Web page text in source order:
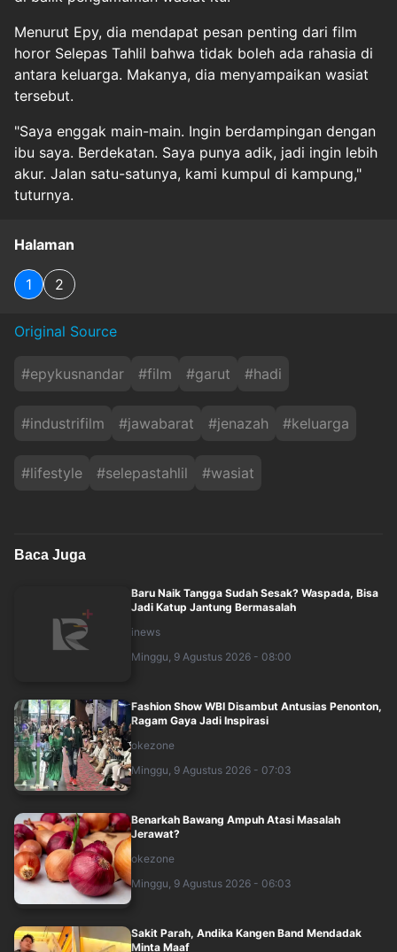
Menurut Epy, dia mendapat pesan penting dari film
horor Selepas Tahlil bahwa tidak boleh ada rahasia di
antara keluarga. Makanya, dia menyampaikan wasiat
tersebut.
"Saya enggak main-main. Ingin berdampingan dengan
ibu saya. Berdekatan. Saya punya adik, jadi ingin lebih
akur. Jalan satu-satunya, kami kumpul di kampung,"
tuturnya.
Halaman
1 2
Original Source
#epykusnandar #film #garut #hadi
#industrifilm #jawabarat #jenazah #keluarga
#lifestyle #selepastahlil #wasiat
Baca Juga
Baru Naik Tangga Sudah Sesak? Waspada, Bisa
Jadi Katup Jantung Bermasalah
inews
Minggu, 9 Agustus 2026 - 08:00
Fashion Show WBI Disambut Antusias Penonton,
Ragam Gaya Jadi Inspirasi
okezone
Minggu, 9 Agustus 2026 - 07:03
Benarkah Bawang Ampuh Atasi Masalah
Jerawat?
okezone
Minggu, 9 Agustus 2026 - 06:03
Sakit Parah, Andika Kangen Band Mendadak
Minta Maaf